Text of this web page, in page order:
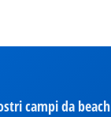
campi da beach